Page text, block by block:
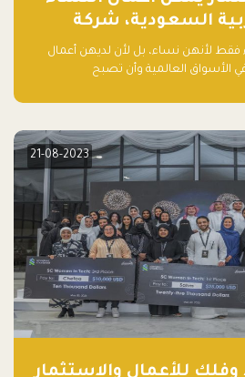
السعودية، شركة
فقط لأنهن نساء، بل لأن لديهن أعمال
الأسواق العالمية وأن تصبح
21-08-2023
وفلك للأعمال والاستثمار